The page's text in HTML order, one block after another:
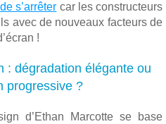
s’arrêter car les constructeurs
avec de nouveaux facteurs de
!
: dégradation élégante ou
progressive ?
d’Ethan Marcotte se base